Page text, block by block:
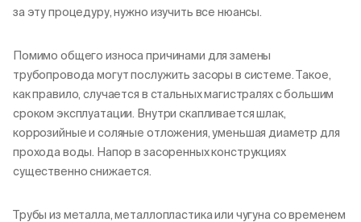
за эту процедуру, нужно изучить все нюансы.
Помимо общего износа причинами для замены
трубопровода могут послужить засоры в системе. Такое,
как правило, случается в стальных магистралях с большим
сроком эксплуатации. Внутри скапливается шлак,
коррозийные и соляные отложения, уменьшая диаметр для
прохода воды. Напор в засоренных конструкциях
существенно снижается.
Трубы из металла, металлопластика или чугуна со временем